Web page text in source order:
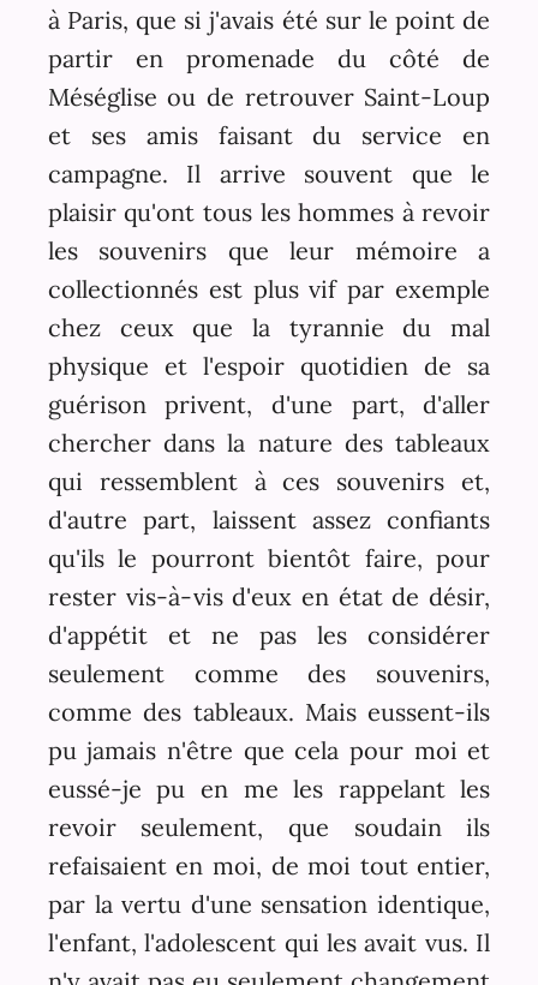
à Paris, que si j'avais été sur le point de
partir en promenade du côté de
Méséglise ou de retrouver Saint-Loup
et ses amis faisant du service en
campagne. Il arrive souvent que le
plaisir qu'ont tous les hommes à revoir
les souvenirs que leur mémoire a
collectionnés est plus vif par exemple
chez ceux que la tyrannie du mal
physique et l'espoir quotidien de sa
guérison privent, d'une part, d'aller
chercher dans la nature des tableaux
qui ressemblent à ces souvenirs et,
d'autre part, laissent assez confiants
qu'ils le pourront bientôt faire, pour
rester vis-à-vis d'eux en état de désir,
d'appétit et ne pas les considérer
seulement comme des souvenirs,
comme des tableaux. Mais eussent-ils
pu jamais n'être que cela pour moi et
eussé-je pu en me les rappelant les
revoir seulement, que soudain ils
refaisaient en moi, de moi tout entier,
par la vertu d'une sensation identique,
l'enfant, l'adolescent qui les avait vus. Il